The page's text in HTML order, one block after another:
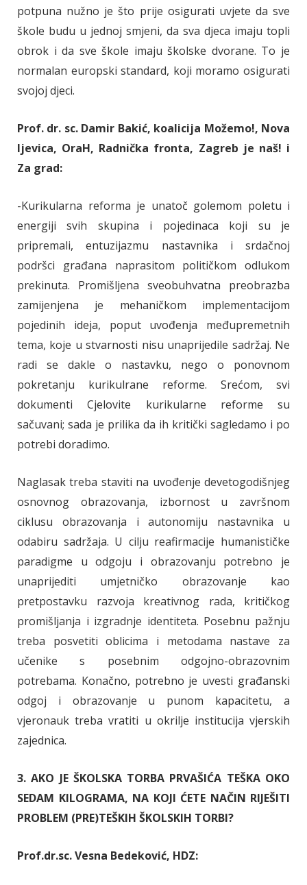
potpuna nužno je što prije osigurati uvjete da sve
škole budu u jednoj smjeni, da sva djeca imaju topli
obrok i da sve škole imaju školske dvorane. To je
normalan europski standard, koji moramo osigurati
svojoj djeci.
Prof. dr. sc. Damir Bakić, koalicija Možemo!, Nova
ljevica, OraH, Radnička fronta, Zagreb je naš! i
Za grad:
-Kurikularna reforma je unatoč golemom poletu i
energiji svih skupina i pojedinaca koji su je
pripremali, entuzijazmu nastavnika i srdačnoj
podršci građana naprasitom političkom odlukom
prekinuta. Promišljena sveobuhvatna preobrazba
zamijenjena je mehaničkom implementacijom
pojedinih ideja, poput uvođenja međupremetnih
tema, koje u stvarnosti nisu unaprijedile sadržaj. Ne
radi se dakle o nastavku, nego o ponovnom
pokretanju kurikulrane reforme. Srećom, svi
dokumenti Cjelovite kurikularne reforme su
sačuvani; sada je prilika da ih kritički sagledamo i po
potrebi doradimo.
Naglasak treba staviti na uvođenje devetogodišnjeg
osnovnog obrazovanja, izbornost u završnom
ciklusu obrazovanja i autonomiju nastavnika u
odabiru sadržaja. U cilju reafirmacije humanističke
paradigme u odgoju i obrazovanju potrebno je
unaprijediti umjetničko obrazovanje kao
pretpostavku razvoja kreativnog rada, kritičkog
promišljanja i izgradnje identiteta. Posebnu pažnju
treba posvetiti oblicima i metodama nastave za
učenike s posebnim odgojno-obrazovnim
potrebama. Konačno, potrebno je uvesti građanski
odgoj i obrazovanje u punom kapacitetu, a
vjeronauk treba vratiti u okrilje institucija vjerskih
zajednica.
3. AKO JE ŠKOLSKA TORBA PRVAŠIĆA TEŠKA OKO
SEDAM KILOGRAMA, NA KOJI ĆETE NAČIN RIJEŠITI
PROBLEM (PRE)TEŠKIH ŠKOLSKIH TORBI?
Prof.dr.sc. Vesna Bedeković, HDZ: